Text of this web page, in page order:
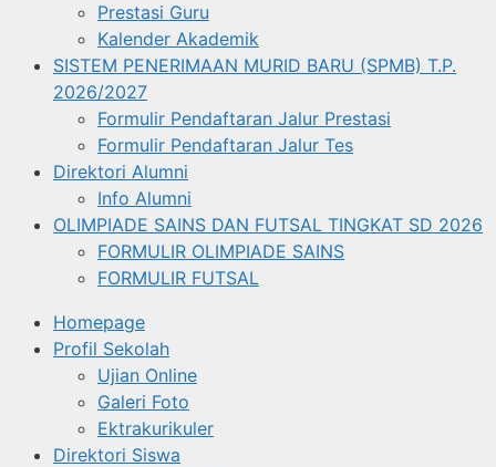
Prestasi Guru
Kalender Akademik
SISTEM PENERIMAAN MURID BARU (SPMB) T.P.
2026/2027
Formulir Pendaftaran Jalur Prestasi
Formulir Pendaftaran Jalur Tes
Direktori Alumni
Info Alumni
OLIMPIADE SAINS DAN FUTSAL TINGKAT SD 2026
FORMULIR OLIMPIADE SAINS
FORMULIR FUTSAL
Homepage
Profil Sekolah
Ujian Online
Galeri Foto
Ektrakurikuler
Direktori Siswa